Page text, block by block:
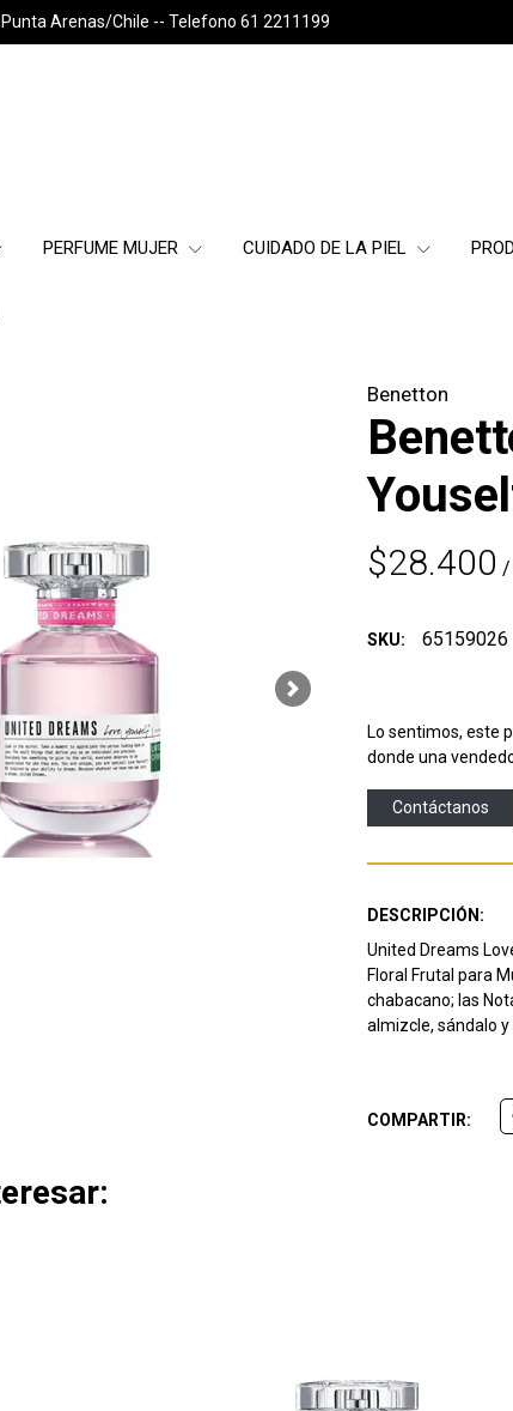
Arenas/Chile -- Telefono 61 2211199
PERFUME MUJER CUIDADO DE LA PIEL
Next
Benetton
$28.400 /
SKU: 65159026
Lo sentimos, este
donde una
Contáctanos
DESCRIPCIÓN:
United Dreams
Floral Frutal para
chabacano; las
almizcle, sándalo y
COMPARTIR: